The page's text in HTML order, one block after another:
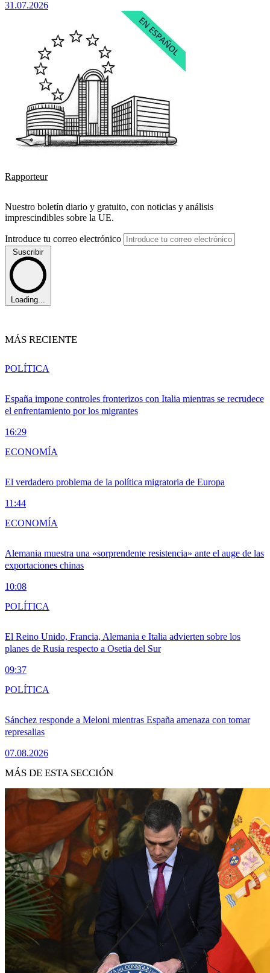
31.07.2026
Rapporteur
Nuestro boletín diario y gratuito, con noticias y análisis
imprescindibles sobre la UE.
Introduce tu correo electrónico
Suscribir
Loading...
MÁS RECIENTE
España impone controles fronterizos con Italia mientras se recrudece
el enfrentamiento por los migrantes
16:29
POLÍTICA
El verdadero problema de la política migratoria de Europa
11:44
ECONOMÍA
Alemania muestra una «sorprendente resistencia» ante el auge de las
exportaciones chinas
10:08
ECONOMÍA
El Reino Unido, Francia, Alemania e Italia advierten sobre los
planes de Rusia respecto a Osetia del Sur
09:37
POLÍTICA
Sánchez responde a Meloni mientras España amenaza con tomar
represalias
07.08.2026
POLÍTICA
MÁS DE ESTA SECCIÓN